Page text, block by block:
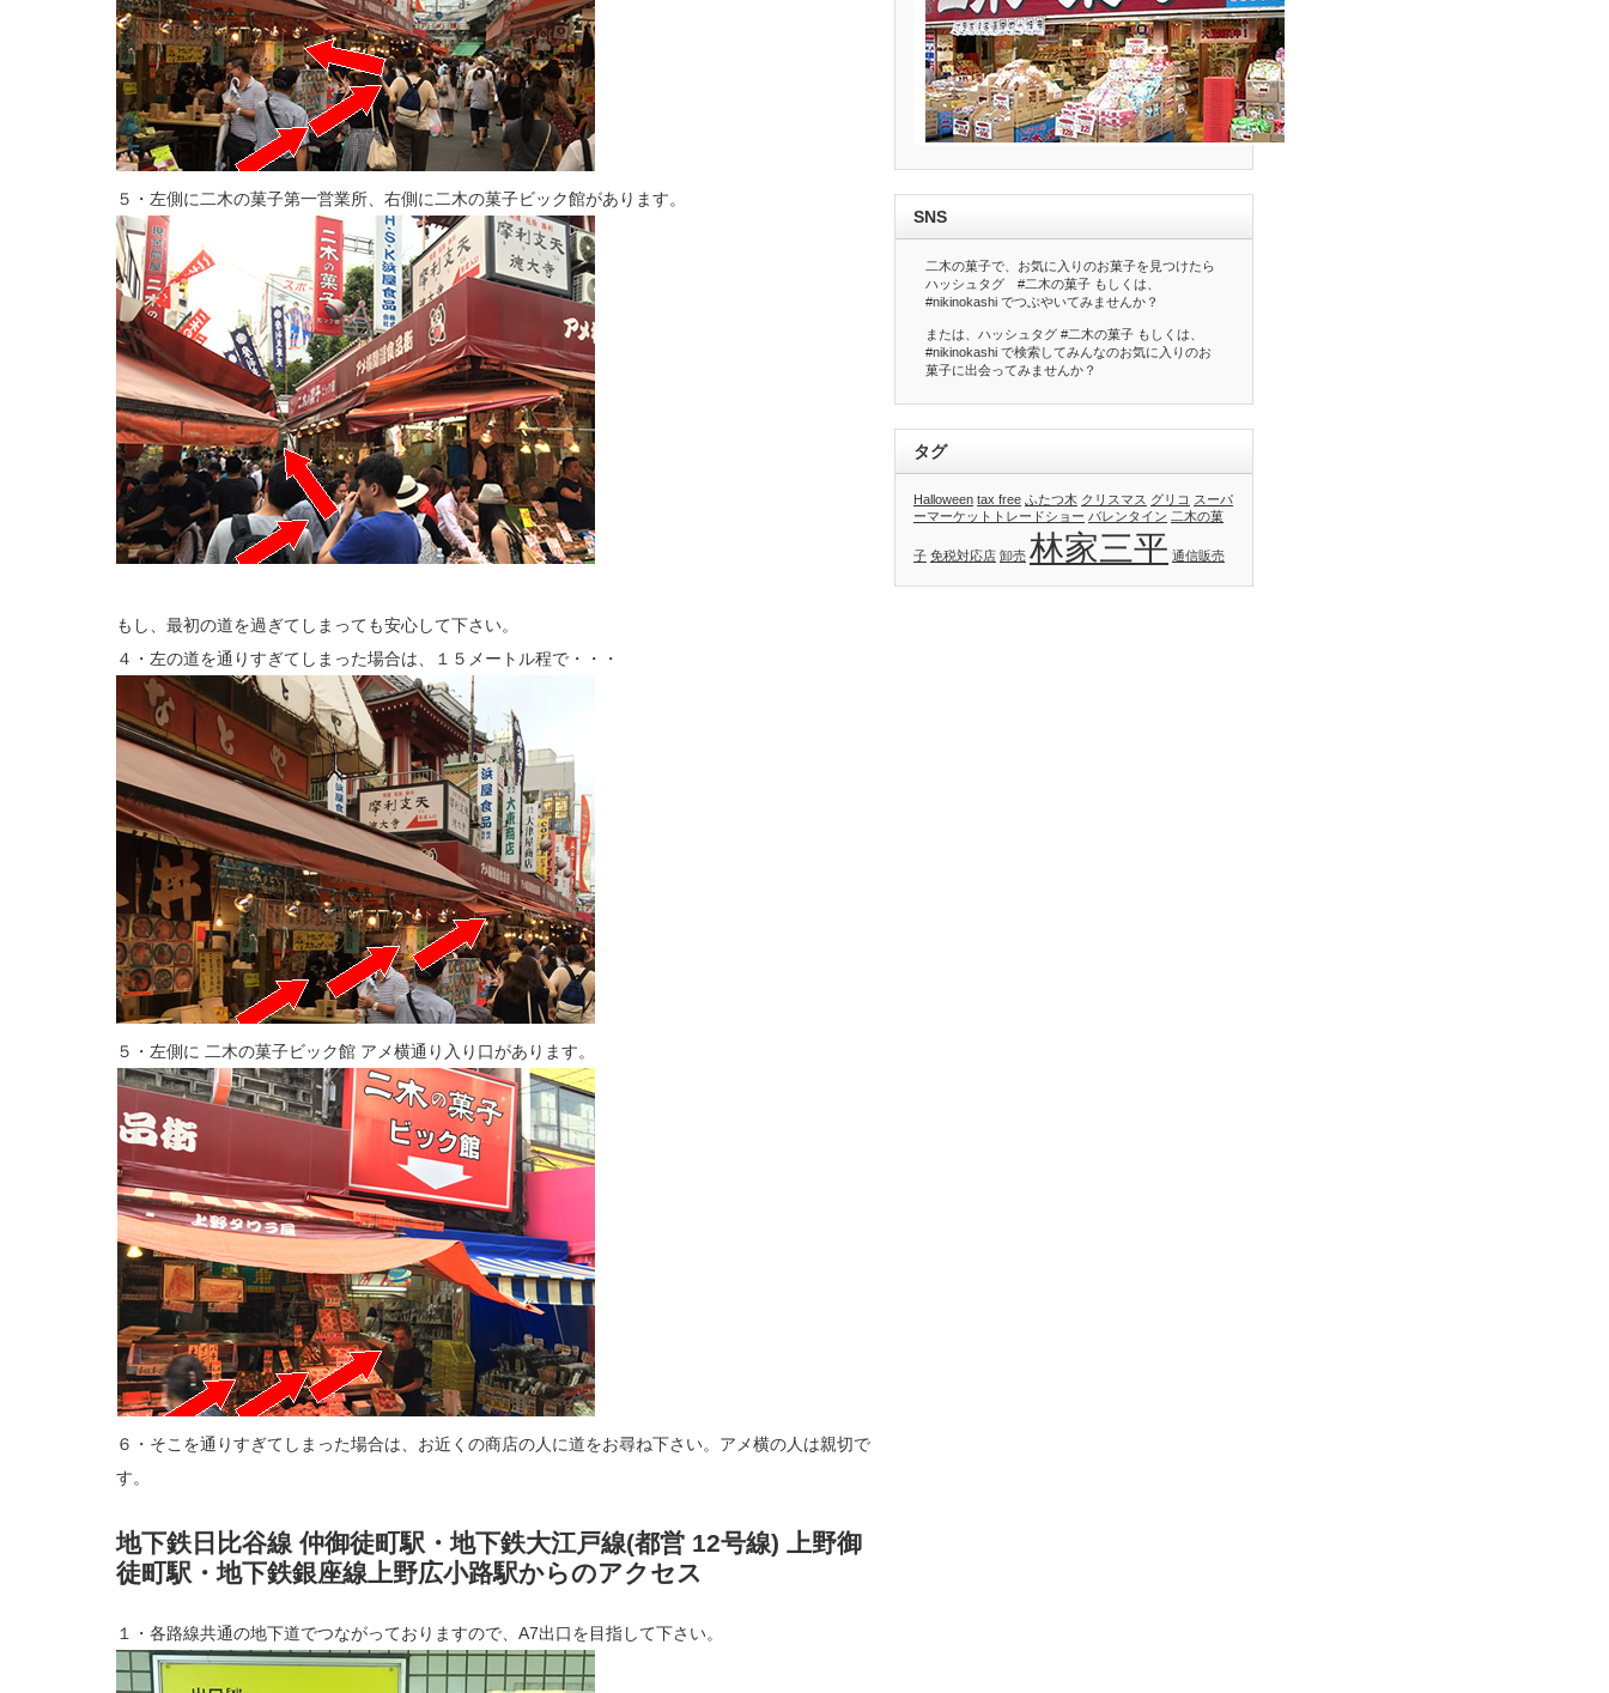
５・左側に二木の菓子第一営業所、右側に二木の菓子ビック館があります。
もし、最初の道を過ぎてしまっても安心して下さい。
４・左の道を通りすぎてしまった場合は、１５メートル程で・・・
５・左側に 二木の菓子ビック館 アメ横通り入り口があります。
６・そこを通りすぎてしまった場合は、お近くの商店の人に道をお尋ね下さい。アメ横の人は親切で
す。
地下鉄日比谷線 仲御徒町駅・地下鉄大江戸線(都営 12号線) 上野御
徒町駅・地下鉄銀座線上野広小路駅からのアクセス
１・各路線共通の地下道でつながっておりますので、A7出口を目指して下さい。
SNS
二木の菓子で、お気に入りのお菓子を見つけたら
ハッシュタグ #二木の菓子 もしくは、
#nikinokashi でつぶやいてみませんか？
または、ハッシュタグ #二木の菓子 もしくは、
#nikinokashi で検索してみんなのお気に入りのお
菓子に出会ってみませんか？
タグ
Halloween tax free ふたつ木 クリスマス グリコ スーパ
ーマーケットトレードショー バレンタイン 二木の菓
子 免税対応店 卸売 林家三平 通信販売